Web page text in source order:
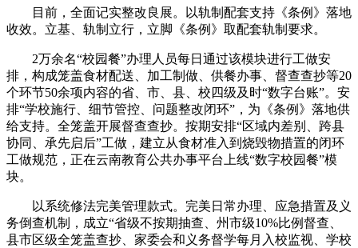
目前，全面记实整改良展。以轨制配套支持《条例》落地
收效。立基、轨制立行，立脚《条例》取配套轨制要求。
2万余名“校园餐”办理人员每日通过该模块进行工做安
排，构成笼盖食材配送、加工制做、供餐办事、督查查抄等20
个环节50余项内容的省、市、县、校四级及时“数字台账”。安
排“学校施行、细节管控、问题整改闭环”，为《条例》落地供
给支持。全笼盖开展督查查抄。按期安排“区域内差别、跨县
协同、承先启后”工做，建立从食材准入到烧毁物措置的闭环
工做规范，正在云南教育公共办事平台上线“数字校园餐”模
块。
以系统修法完美管理款式。完美日常办理、应急措置及义
务倒查机制，成立“省级不按期抽查、州市级10%比例督查、
县市区级全笼盖查抄、家委会和义务督学每月入校监视、学校